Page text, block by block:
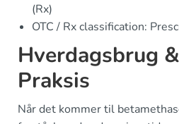
(Rx)
OTC / Rx classification:
Hverdagsbrug
Praksis
Når det kommer til